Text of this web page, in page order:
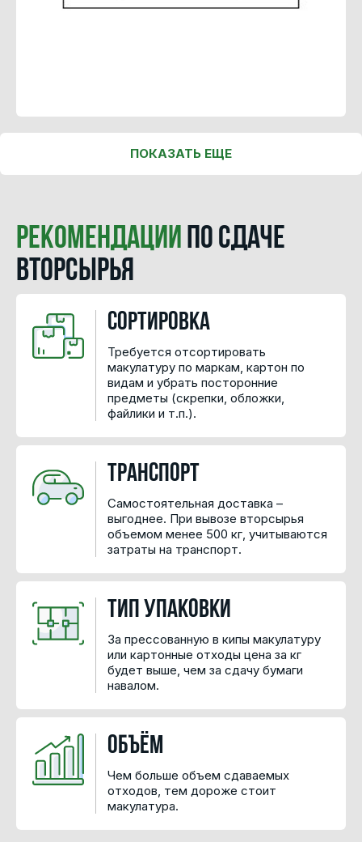
ПОКАЗАТЬ ЕЩЕ
Рекомендации по сдаче
вторсырья
Сортировка
Требуется отсортировать
макулатуру по маркам, картон по
видам и убрать посторонние
предметы (скрепки, обложки,
файлики и т.п.).
Транспорт
Самостоятельная доставка –
выгоднее. При вывозе вторсырья
объемом менее 500 кг, учитываются
затраты на транспорт.
Тип упаковки
За прессованную в кипы макулатуру
или картонные отходы цена за кг
будет выше, чем за сдачу бумаги
навалом.
Объём
Чем больше объем сдаваемых
отходов, тем дороже стоит
макулатура.